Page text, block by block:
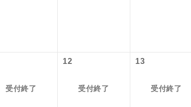
受付終了
12
受付終了
13
受付終了
現地到着空港（駅）から最終日出発空港（
バスガイドが乗務し、車内での観光案内が